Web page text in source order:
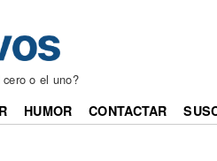
o el uno?
HUMOR CONTACTAR